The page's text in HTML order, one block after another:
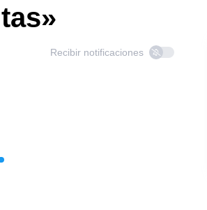
Recibir notificaciones